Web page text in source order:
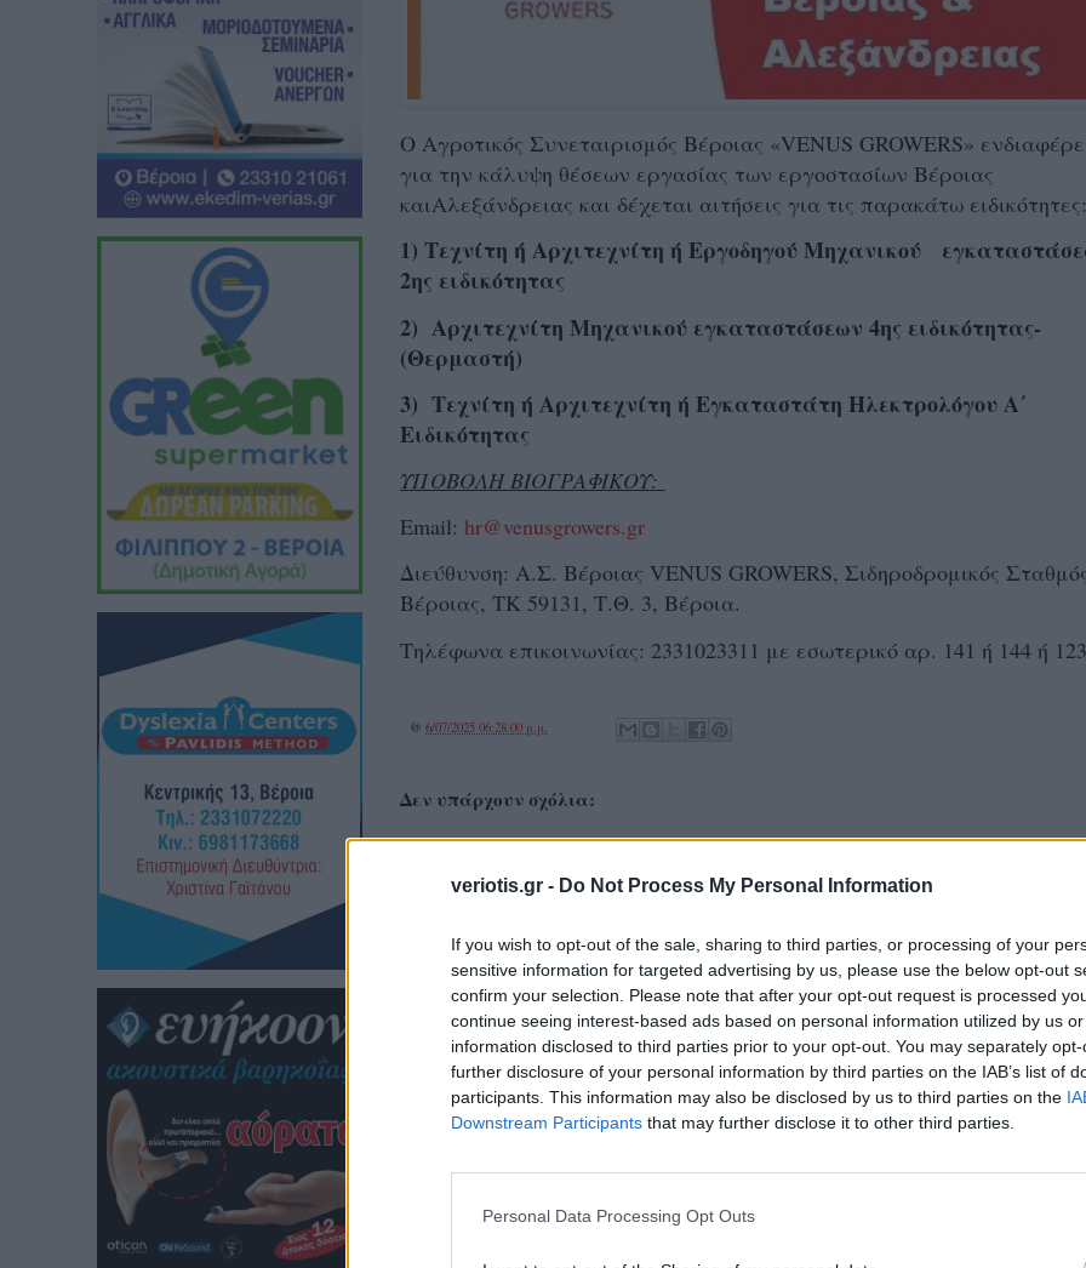
veriotis.gr - Do Not Process My Personal Information
If you wish to opt-out of the sale, sharing to third parties, or processing of your
sensitive information for targeted advertising by us, please use the below opt-out
confirm your selection. Please note that after your opt-out request is processed
continue seeing interest-based ads based on personal information utilized by us
information disclosed to third parties prior to your opt-out. You may separately
further disclosure of your personal information by third parties on the IAB’s list of
participants. This information may also be disclosed by us to third parties on the
Downstream Participants that may further disclose it to other third parties.
Personal Data Processing Opt Outs
Ο Αγροτικός Συνεταιρισμός Βέροιας «VENUS GROWERS»
για την κάλυψη θέσεων εργασίας των εργοστασίων Bέροιας
καιAλεξάνδρειας και δέχεται αιτήσεις για τις παρακάτω ειδικότητες:
1) Τεχνίτη ή Αρχιτεχνίτη ή Εργοδηγού Μηχανικού
2ης ειδικότητας
2) Αρχιτεχνίτη Μηχανικού εγκαταστάσεων 4ης ειδικότητας-
(Θερμαστή)
3) Τεχνίτη ή Αρχιτεχνίτη ή Εγκαταστάτη Ηλεκτρολόγου Α΄
Ειδικότητας
ΥΠΟΒΟΛΗ ΒΙΟΓΡΑΦΙΚΟΥ:
Email: hr@venusgrowers.gr
Διεύθυνση: Α.Σ. Βέροιας VENUS GROWERS, Σιδηροδρομικός
Βέροιας, ΤΚ 59131, Τ.Θ. 3, Βέροια.
Τηλέφωνα επικοινωνίας: 2331023311 με εσωτερικό αρ. 141 ή 144 ή
@ 6/07/2025 06:28:00 μ.μ.
Δεν υπάρχουν σχόλια:
Δημοσίευση σχολίου
Παρακαλούμε τα σχόλια να είναι σύντομα και να χρησιμοποιείτε nickname για τη διευκόλυνση του